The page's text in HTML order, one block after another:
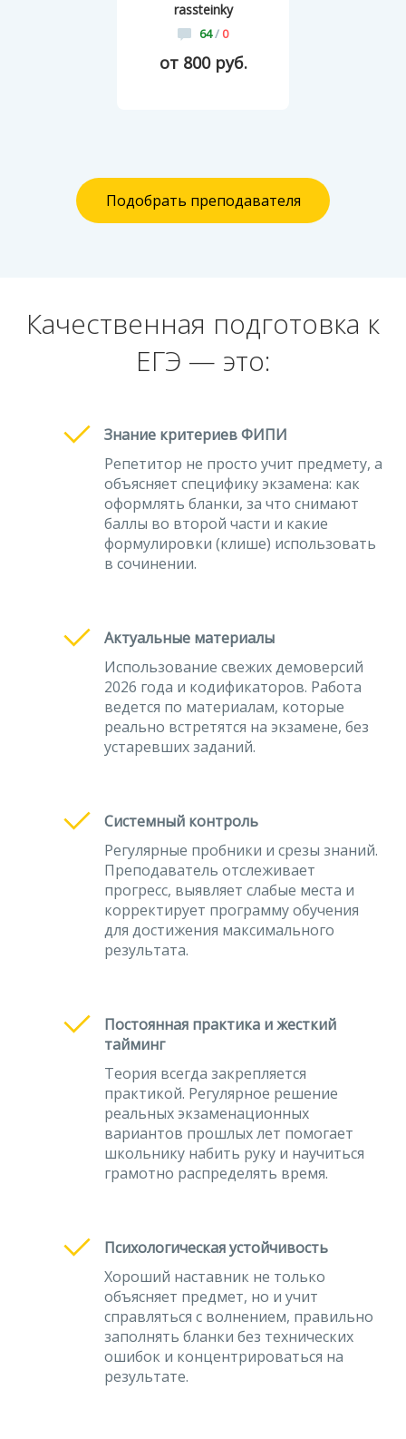
rassteinky
64/ 0
от 800 руб.
Подобрать преподавателя
Качественная подготовка к
ЕГЭ — это:
Знание критериев ФИПИ
Репетитор не просто учит предмету, а
объясняет специфику экзамена: как
оформлять бланки, за что снимают
баллы во второй части и какие
формулировки (клише) использовать
в сочинении.
Актуальные материалы
Использование свежих демоверсий
2026 года и кодификаторов. Работа
ведется по материалам, которые
реально встретятся на экзамене, без
устаревших заданий.
Системный контроль
Регулярные пробники и срезы знаний.
Преподаватель отслеживает
прогресс, выявляет слабые места и
корректирует программу обучения
для достижения максимального
результата.
Постоянная практика и жесткий
тайминг
Теория всегда закрепляется
практикой. Регулярное решение
реальных экзаменационных
вариантов прошлых лет помогает
школьнику набить руку и научиться
грамотно распределять время.
Психологическая устойчивость
Хороший наставник не только
объясняет предмет, но и учит
справляться с волнением, правильно
заполнять бланки без технических
ошибок и концентрироваться на
результате.